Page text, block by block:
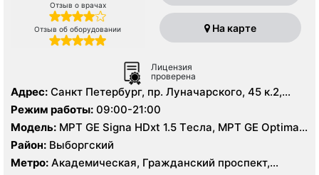
Отзыв о врачах
Отзыв об оборудовании На карте
Лицензия
проверена
Адрес: Санкт Петербург, пр. Луначарского, 45 к.2,
литер А
Режим работы: 09:00-21:00
Модель: МРТ GE Signa HDxt 1.5 Tесла, МРТ GE Optima
MR 360 1.5 Tесла, KT GE Optim 64 среза, УЗИ, Рентген
Район: Выборгский
Метро: Академическая, Гражданский проспект,